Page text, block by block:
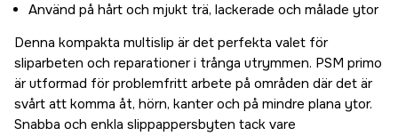
Använd på hårt och mjukt trä, lackerade och målade ytor
Denna kompakta multislip är det perfekta valet för
sliparbeten och reparationer i trånga utrymmen. PSM primo
är utformad för problemfritt arbete på områden där det är
svårt att komma åt, hörn, kanter och på mindre plana ytor.
Snabba och enkla slippappersbyten tack vare